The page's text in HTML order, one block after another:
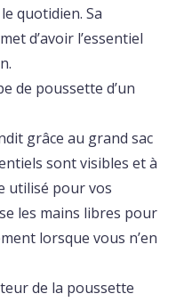
quotidien. Sa
d’avoir l’essentiel
de poussette d’un
grâce au grand sac
sont visibles et à
utilisé pour vos
les mains libres pour
lorsque vous n’en
de la poussette